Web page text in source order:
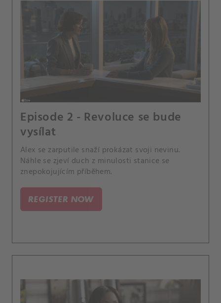
Episode 2 - Revoluce se bude
vysílat
Alex se zarputile snaží prokázat svoji nevinu.
Náhle se zjeví duch z minulosti stanice se
znepokojujícím příběhem.
REGISTER NOW